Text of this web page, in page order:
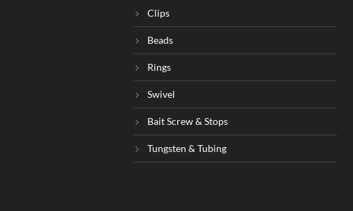
Clips
Beads
Rings
Swivel
Bait Screw & Stops
Tungsten & Tubing